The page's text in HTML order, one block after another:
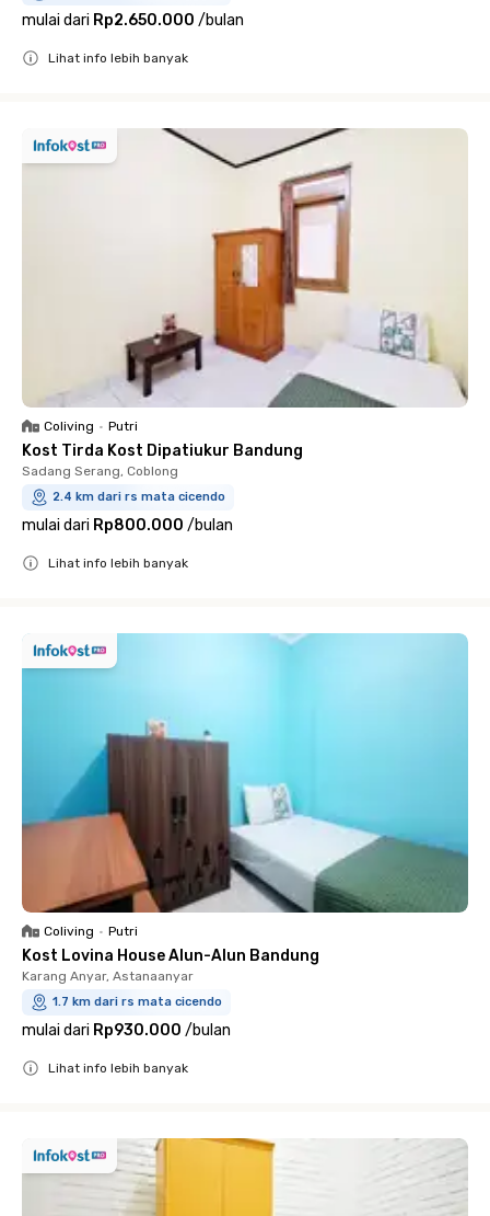
mulai dari Rp2.650.000 /bulan
Lihat info lebih banyak
Coliving • Putri
Kost Tirda Kost Dipatiukur Bandung
Sadang Serang, Coblong
2.4 km dari rs mata cicendo
mulai dari Rp800.000 /bulan
Lihat info lebih banyak
Coliving • Putri
Kost Lovina House Alun-Alun Bandung
Karang Anyar, Astanaanyar
1.7 km dari rs mata cicendo
mulai dari Rp930.000 /bulan
Lihat info lebih banyak